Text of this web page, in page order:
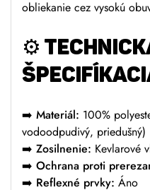
obliekanie cez vysokú
⚙️
➡️ Materiál: 100%
vodoodpudivý, priedušný)
➡️ Zosilnenie: Kevlarové
➡️ Ochrana proti
➡️ Reflexné prvky: Áno